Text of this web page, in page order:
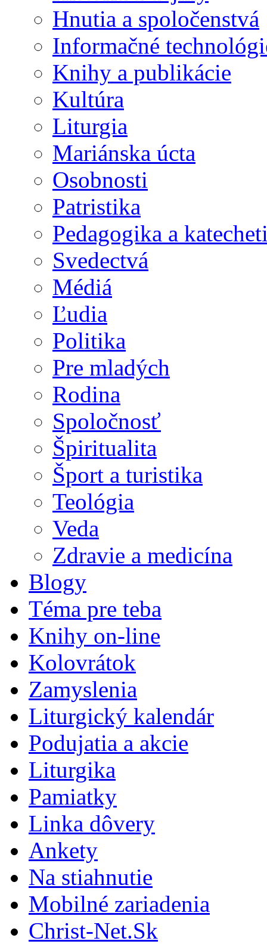
Hnutia a spoločenstvá
Informačné
Knihy a publikácie
Kultúra
Liturgia
Mariánska úcta
Osobnosti
Patristika
Pedagogika a
Svedectvá
Médiá
Ľudia
Politika
Pre mladých
Rodina
Spoločnosť
Špiritualita
Šport a turistika
Teológia
Veda
Zdravie a medicína
Blogy
Téma pre teba
Knihy on-line
Kolovrátok
Zamyslenia
Liturgický kalendár
Podujatia a akcie
Liturgika
Pamiatky
Linka dôvery
Ankety
Na stiahnutie
Mobilné zariadenia
Christ-Net.Sk